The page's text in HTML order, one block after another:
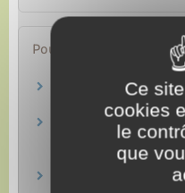
Pour en savoir plus
Calendrier fiscal
Ministère chargé des
Je veux contester
réclamation
Ministère chargé des
Médiateur des
Ce
cookies
le
que